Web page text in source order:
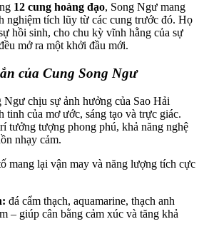
12 cung hoàng đạo, Song Ngư mang
nghiệm tích lũy từ các cung trước đó. Họ
hồi sinh, cho chu kỳ vĩnh hằng của sự
mở ra một khởi đầu mới.
của Cung Song Ngư
chịu sự ảnh hưởng của Sao Hải
tinh của mơ ước, sáng tạo và trực giác.
tưởng tượng phong phú, khả năng nghệ
nhạy cảm.
mang lại vận may và năng lượng tích cực
đá cẩm thạch, aquamarine, thạch anh
– giúp cân bằng cảm xúc và tăng khả